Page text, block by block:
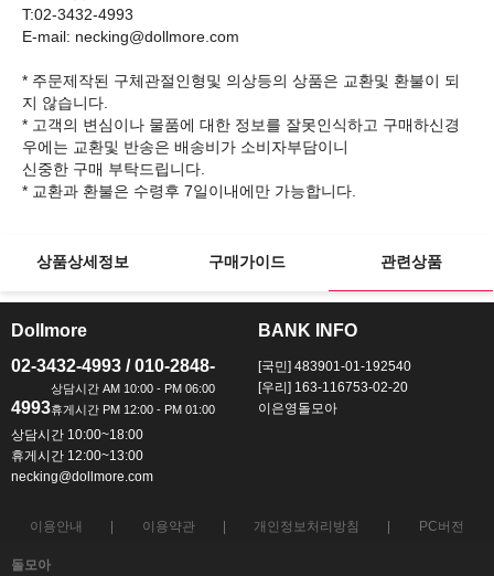
T:02-3432-4993
E-mail: necking@dollmore.com
* 주문제작된 구체관절인형및 의상등의 상품은 교환및 환불이 되
지 않습니다.
* 고객의 변심이나 물품에 대한 정보를 잘못인식하고 구매하신경
우에는 교환및 반송은 배송비가 소비자부담이니
신중한 구매 부탁드립니다.
상품상세정보 구매가이드 관련상품
Dollmore
02-3432-4993 / 010-2848-
4993
상담시간 10:00~18:00
휴게시간 12:00~13:00
necking@dollmore.com
BANK INFO
[국민] 483901-01-192540
[우리] 163-116753-02-20
이은영돌모아
이용안내 이용약관 개인정보처리방침 PC버전
돌모아